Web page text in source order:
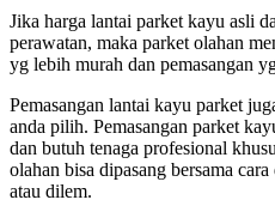
Jika harga lantai parket kayu asli
perawatan, maka parket olahan
yg lebih murah dan pemasangan
Pemasangan lantai kayu parket
anda pilih. Pemasangan parket
dan butuh tenaga profesional
olahan bisa dipasang bersama
atau dilem.